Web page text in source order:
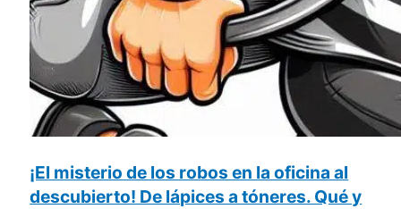
¡El misterio de los robos en la oficina al
descubierto! De lápices a tóneres. Qué y